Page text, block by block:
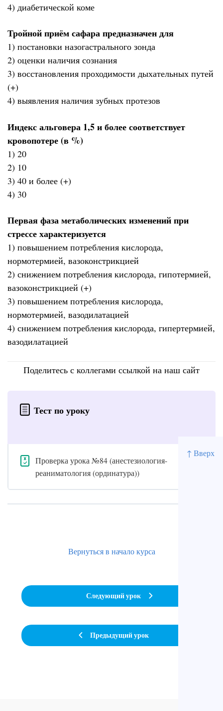
↑ Вверх
4) диабетической коме
Тройной приём сафара предназначен для
1) постановки назогастрального зонда
2) оценки наличия сознания
3) восстановления проходимости дыхательных путей
(+)
4) выявления наличия зубных протезов
Индекс альговера 1,5 и более соответствует
кровопотере (в %)
1) 20
2) 10
3) 40 и более (+)
4) 30
Первая фаза метаболических изменений при
стрессе характеризуется
1) повышением потребления кислорода,
нормотермией, вазоконстрикцией
2) снижением потребления кислорода, гипотермией,
вазоконстрикцией (+)
3) повышением потребления кислорода,
нормотермией, вазодилатацией
4) снижением потребления кислорода, гипертермией,
вазодилатацией
Поделитесь с коллегами ссылкой на наш сайт
Тест по уроку
Проверка урока №84 (анестезиология-
реаниматология (ординатура))
Предыдущий урок
Вернуться в начало курса
Следующий урок